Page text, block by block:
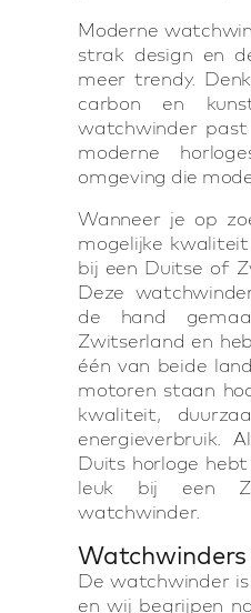
Moderne
strak design en
meer trendy.
carbon en
watchwinder
moderne
omgeving die
Wanneer je op
mogelijke
bij een Duitse of
Deze
de hand
Zwitserland en
één van beide
motoren staan
kwaliteit,
energieverbruik.
Duits horloge
leuk bij een
watchwinder.
De watchwinder is
en wij begrijpen